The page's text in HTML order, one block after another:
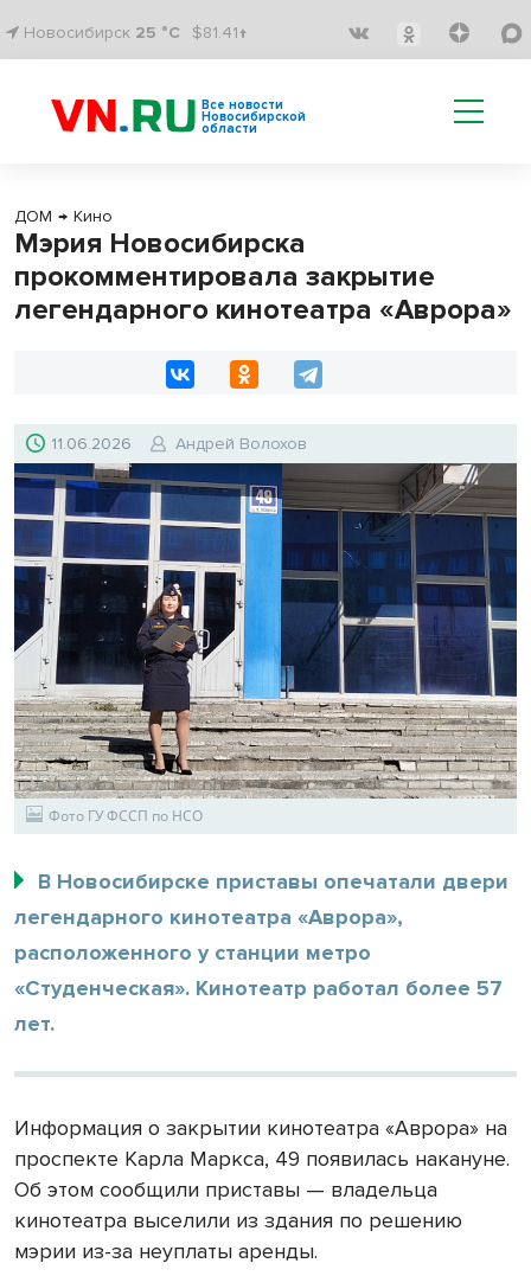
Новосибирск 25 °C $81.41↑
Все новости
Новосибирской
области
ДОМ → Кино
Мэрия Новосибирска
прокомментировала закрытие
легендарного кинотеатра «Аврора»
11.06.2026 Андрей Волохов
Фото ГУ ФССП по НСО
В Новосибирске приставы опечатали двери
легендарного кинотеатра «Аврора»,
расположенного у станции метро
«Студенческая». Кинотеатр работал более 57
лет.
Информация о закрытии кинотеатра «Аврора» на
проспекте Карла Маркса, 49 появилась накануне.
Об этом сообщили приставы — владельца
кинотеатра выселили из здания по решению
мэрии из-за неуплаты аренды.